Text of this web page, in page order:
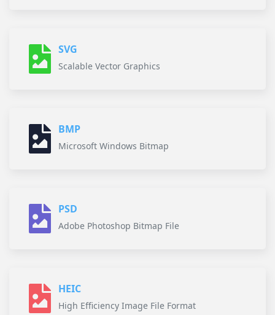
SVG
Scalable Vector Graphics
BMP
Microsoft Windows Bitmap
PSD
Adobe Photoshop Bitmap File
HEIC
High Efficiency Image File Format